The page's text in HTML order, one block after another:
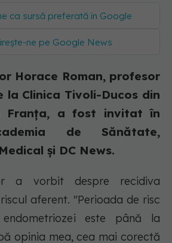
ca sursă preferată în Google
ne pe Google News
Horace Roman, profesor
la Clinica Tivoli-Ducos din
Franța, a fost invitat în
de Sănătate,
și DC News.
a vorbit despre recidiva
aferent. "Perioada de risc
este până la
opinia mea, cea mai corectă